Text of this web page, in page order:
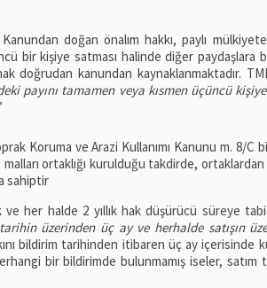
Kanundan doğan önalım hakkı, paylı
bir kişiye satması halinde diğer paydaşlara
doğrudan kanundan kaynaklanmaktadır.
payını tamamen veya kısmen üçüncü
Koruma ve Arazi Kullanımı Kanunu m. 8/C
malları ortaklığı kurulduğu takdirde,
sahiptir
ve her halde 2 yıllık hak düşürücü süreye
üzerinden üç ay ve herhalde satışın
bildirim tarihinden itibaren üç ay içerisinde
bir bildirimde bulunmamış iseler, satım